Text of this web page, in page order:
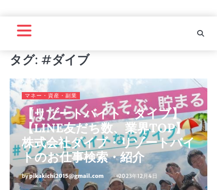
タグ: #ダイブ
マネー・資産・副業
【リゾートバイト・ダイブ】
【LINE友だち数、業界TOP】
株式会社ダイブ・リゾートバイ
トのお仕事検索・紹介
bypikakichi2015@gmail.com 2023年12月4日